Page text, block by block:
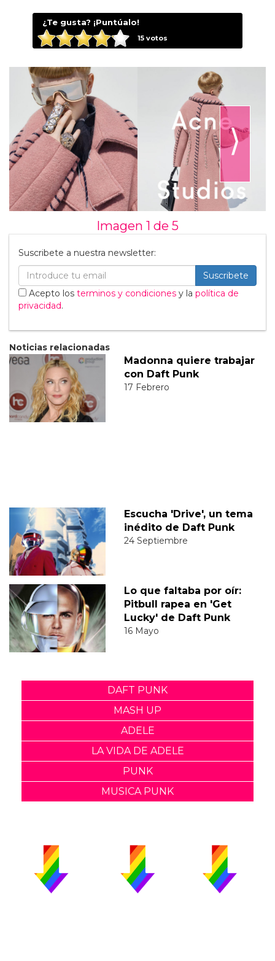
¿Te gusta? ¡Puntúalo!
15votos
⟩
Imagen 1 de 5
Suscribete a nuestra newsletter:
Suscribete
Acepto los terminos y condiciones y la política de
privacidad.
Noticias relacionadas
Madonna quiere trabajar
con Daft Punk
17 Febrero
Escucha 'Drive', un tema
inédito de Daft Punk
24 Septiembre
Lo que faltaba por oír:
Pitbull rapea en 'Get
Lucky' de Daft Punk
16 Mayo
DAFT PUNK
MASH UP
ADELE
LA VIDA DE ADELE
PUNK
MUSICA PUNK